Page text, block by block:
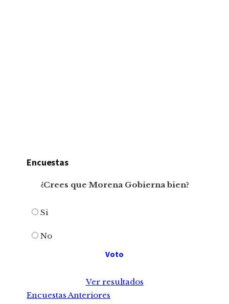
Encuestas
¿Crees que Morena Gobierna bien?
Si
No
Ver resultados
Encuestas Anteriores